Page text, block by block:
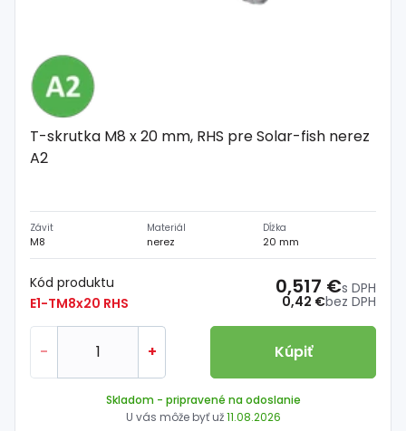
T-skrutka M8 x 20 mm, RHS pre Solar-fish nerez
A2
Závit
M8
Materiál
nerez
Dĺžka
20 mm
Kód produktu
E1-TM8x20 RHS
0,42 €bez DPH
0,517 €s DPH
- + Kúpiť
Skladom - pripravené na odoslanie
U vás môže byť už11.08.2026